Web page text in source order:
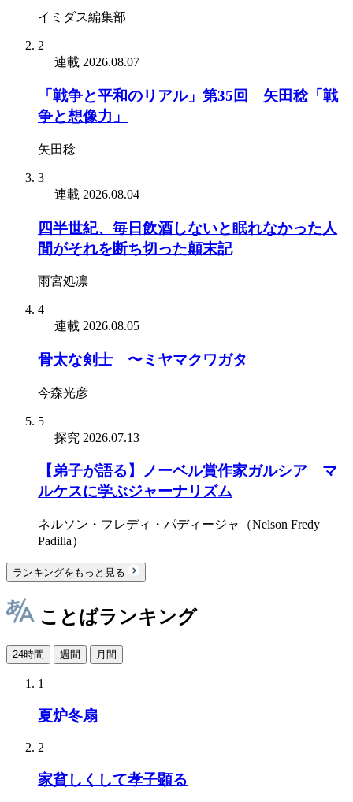
イミダス編集部
2
連載 2026.08.07
「戦争と平和のリアル」第35回 矢田稔「戦
争と想像力」
矢田稔
3
連載 2026.08.04
四半世紀、毎日飲酒しないと眠れなかった人
間がそれを断ち切った顛末記
雨宮処凛
4
連載 2026.08.05
骨太な剣士 〜ミヤマクワガタ
今森光彦
5
探究 2026.07.13
【弟子が語る】ノーベル賞作家ガルシア゠マ
ルケスに学ぶジャーナリズム
ネルソン・フレディ・パディージャ（Nelson Fredy
Padilla）
ランキングをもっと見る
ことばランキング
24時間 週間 月間
1
夏炉冬扇
2
家貧しくして孝子顕る